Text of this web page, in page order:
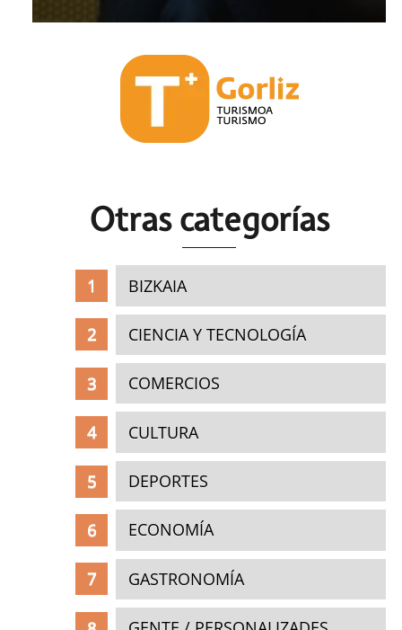
Otras categorías
BIZKAIA
CIENCIA Y TECNOLOGÍA
COMERCIOS
CULTURA
DEPORTES
ECONOMÍA
GASTRONOMÍA